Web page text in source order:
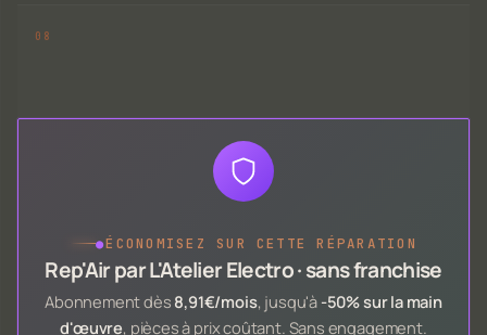
●ÉCONOMISEZ SUR CETTE RÉPARATION
Rep'Air par L'Atelier Electro · sans franchise
Abonnement dès 8,91€/mois, jusqu'à -50% sur la main
d'œuvre, pièces à prix coûtant. Sans engagement.